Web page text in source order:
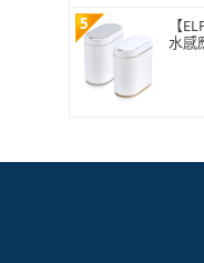
5
【
水感